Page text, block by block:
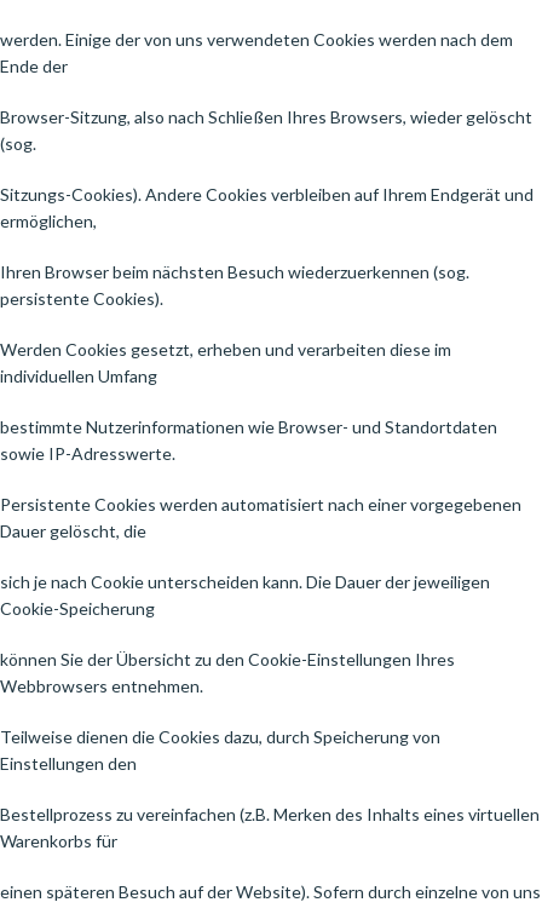
werden. Einige der von uns verwendeten Cookies werden nach dem
Ende der
Browser-Sitzung, also nach Schließen Ihres Browsers, wieder gelöscht
(sog.
Sitzungs-Cookies). Andere Cookies verbleiben auf Ihrem Endgerät und
ermöglichen,
Ihren Browser beim nächsten Besuch wiederzuerkennen (sog.
persistente Cookies).
Werden Cookies gesetzt, erheben und verarbeiten diese im
individuellen Umfang
bestimmte Nutzerinformationen wie Browser- und Standortdaten
sowie IP-Adresswerte.
Persistente Cookies werden automatisiert nach einer vorgegebenen
Dauer gelöscht, die
sich je nach Cookie unterscheiden kann. Die Dauer der jeweiligen
Cookie-Speicherung
können Sie der Übersicht zu den Cookie-Einstellungen Ihres
Webbrowsers entnehmen.
Teilweise dienen die Cookies dazu, durch Speicherung von
Einstellungen den
Bestellprozess zu vereinfachen (z.B. Merken des Inhalts eines virtuellen
Warenkorbs für
einen späteren Besuch auf der Website). Sofern durch einzelne von uns